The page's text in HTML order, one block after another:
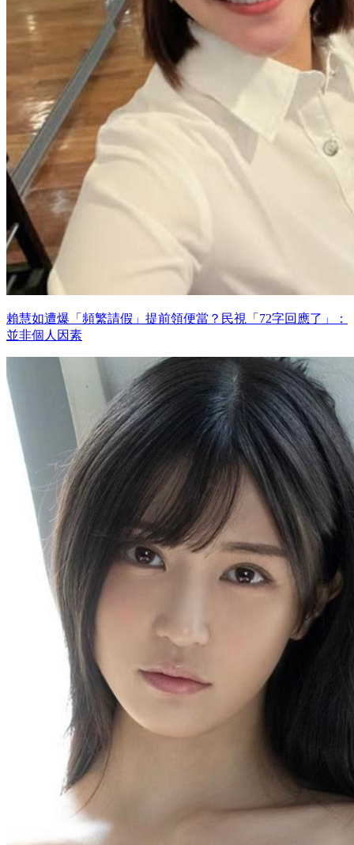
賴慧如遭爆「頻繁請假」提前領便當？民視「72字回應了」：
並非個人因素